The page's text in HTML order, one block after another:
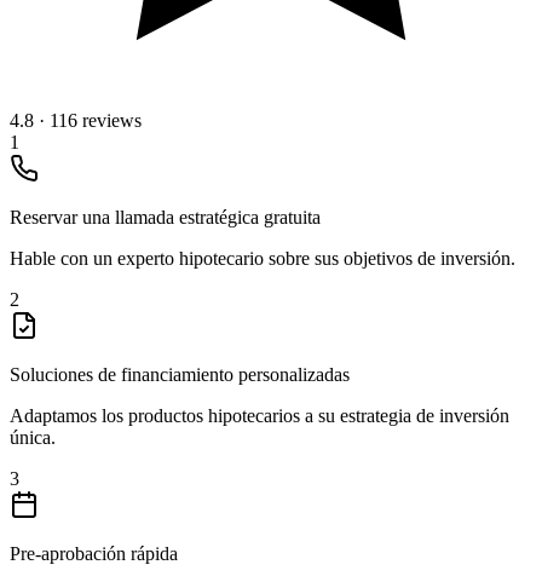
4.8 · 116 reviews
1
Reservar una llamada estratégica gratuita
Hable con un experto hipotecario sobre sus objetivos de inversión.
2
Soluciones de financiamiento personalizadas
Adaptamos los productos hipotecarios a su estrategia de inversión
única.
3
Pre-aprobación rápida